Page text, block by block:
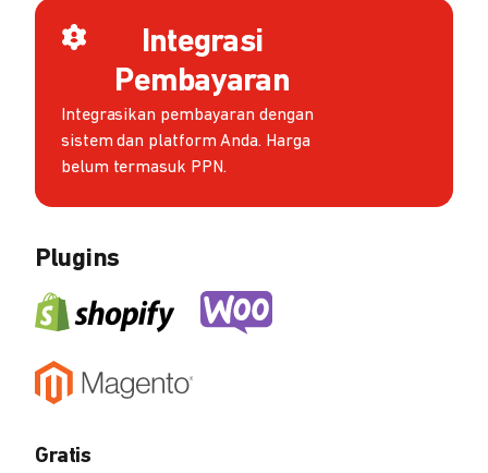
Integrasi
Pembayaran
Integrasikan pembayaran dengan
sistem dan platform Anda. Harga
belum termasuk PPN.
Plugins
Gratis